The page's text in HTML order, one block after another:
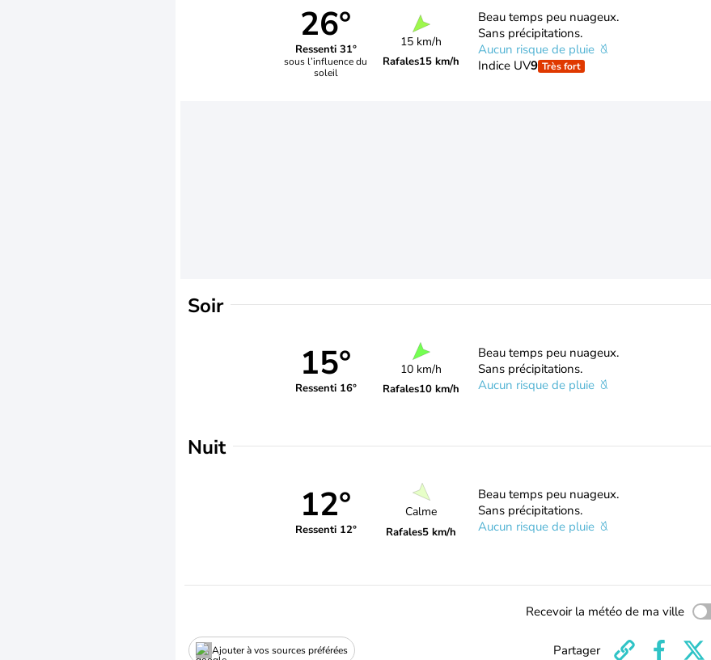
26°
Ressenti 31°
sous l’influence du
soleil
15 km/h
Rafales15 km/h
Beau temps peu nuageux.
Sans précipitations.
Aucun risque de pluie
Indice UV9 Très fort
Soir
15°
Ressenti 16°
10 km/h
Rafales10 km/h
Beau temps peu nuageux.
Sans précipitations.
Aucun risque de pluie
Nuit
12°
Ressenti 12°
Calme
Rafales5 km/h
Beau temps peu nuageux.
Sans précipitations.
Aucun risque de pluie
Recevoir la météo de ma ville
Ajouter à vos sources préférées Partager